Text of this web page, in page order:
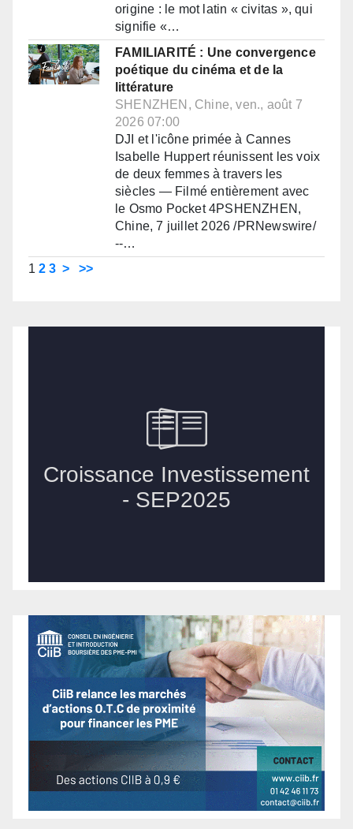
origine : le mot latin « civitas », qui
signifie «…
FAMILIARITÉ : Une convergence
poétique du cinéma et de la
littérature
SHENZHEN, Chine, ven., août 7
2026 07:00
DJI et l'icône primée à Cannes
Isabelle Huppert réunissent les voix
de deux femmes à travers les
siècles — Filmé entièrement avec
le Osmo Pocket 4PSHENZHEN,
Chine, 7 juillet 2026 /PRNewswire/
--…
1 2 3 > >>